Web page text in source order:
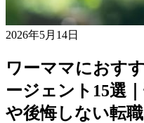
2026年5月14日
ワーママにおす
ージェント15選
や後悔しない転